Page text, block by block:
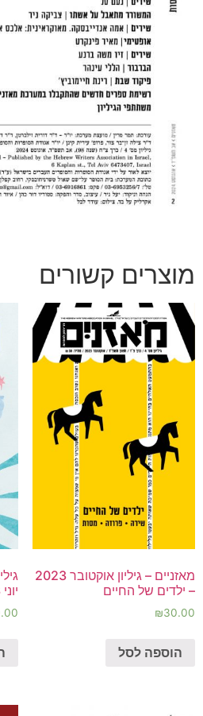
מוצרים קשורים
מאזניים – גיליון אוקטובר 2023
– ילדים של החיים
₪30.00
הוספה לסל
יוני 2023